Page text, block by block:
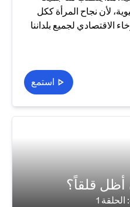
لأن نجاح المرأة ككل
الاقتصادي لجميع بلداننا
استمع
قلقاً؟